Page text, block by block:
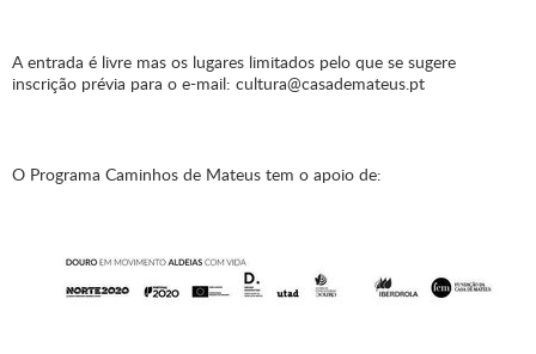
A entrada é livre mas os lugares limitados pelo que se sugere
inscrição prévia para o e-mail: cultura@casademateus.pt
O Programa Caminhos de Mateus tem o apoio de: